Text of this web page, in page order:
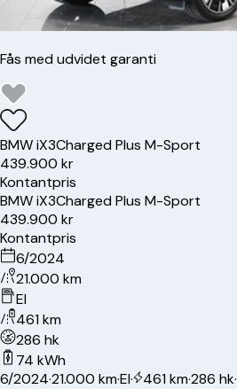
Fås med udvidet garanti
BMWiX3Charged Plus M-Sport
439.900 kr
Kontantpris
BMWiX3Charged Plus M-Sport
439.900 kr
Kontantpris
6/2024
21.000 km
El
461 km
286 hk
74 kWh
6/2024·21.000 km·El· 461 km·286 hk·